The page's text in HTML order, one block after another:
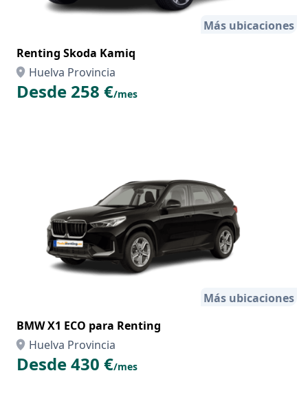
Más ubicaciones
Renting Skoda Kamiq
Huelva Provincia
Desde 258 €/mes
Más ubicaciones
BMW X1 ECO para Renting
Huelva Provincia
Desde 430 €/mes